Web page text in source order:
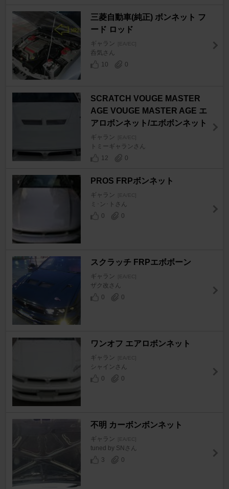
三菱自動車(純正) ボンネット フ
ード ロッド
ギャラン [EA/EC]
呑気さん
10
0
SCRATCH VOUGE MASTER
AGE VOUGE MASTER AGE エ
アロボンネット/エボボンネット
ギャラン [EA/EC]
トミーギャランさん
12
0
PROS FRPボンネット
ギャラン [EA/EC]
ミ･ン･トさん
0
0
スクラッチ FRPエボボーン
ギャラン [EA/EC]
ザク改さん
0
0
ワンオフ エアロボンネット
ギャラン [EA/EC]
シャインさん
0
0
不明 カーボンボンネット
ギャラン [EA/EC]
tuned by SNさん
3
0